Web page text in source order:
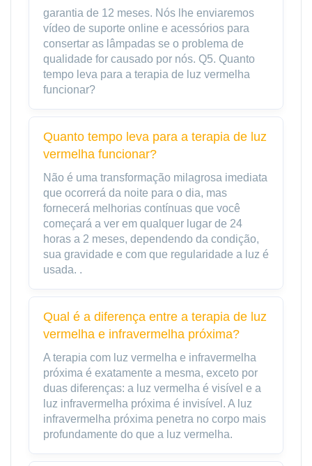
garantia de 12 meses. Nós lhe enviaremos
vídeo de suporte online e acessórios para
consertar as lâmpadas se o problema de
qualidade for causado por nós. Q5. Quanto
tempo leva para a terapia de luz vermelha
funcionar?
Quanto tempo leva para a terapia de luz
vermelha funcionar?
Não é uma transformação milagrosa imediata
que ocorrerá da noite para o dia, mas
fornecerá melhorias contínuas que você
começará a ver em qualquer lugar de 24
horas a 2 meses, dependendo da condição,
sua gravidade e com que regularidade a luz é
usada. .
Qual é a diferença entre a terapia de luz
vermelha e infravermelha próxima?
A terapia com luz vermelha e infravermelha
próxima é exatamente a mesma, exceto por
duas diferenças: a luz vermelha é visível e a
luz infravermelha próxima é invisível. A luz
infravermelha próxima penetra no corpo mais
profundamente do que a luz vermelha.